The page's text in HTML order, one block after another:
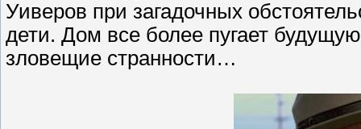
Уиверов при загадочных
дети. Дом все более пугает
зловещие странности…